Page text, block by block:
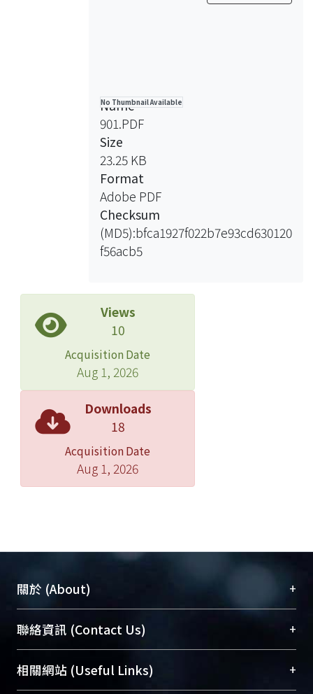
No Thumbnail Available
Name
901.PDF
Size
23.25 KB
Format
Adobe PDF
Checksum
(MD5):bfca1927f022b7e93cd630120
f56acb5
Views
10
Acquisition Date
Aug 1, 2026
Downloads
18
Acquisition Date
Aug 1, 2026
關於 (About) +
臺大位居世界頂尖大學之列，為永久珍藏及向國際
展現本校豐碩的研究成果及學術能量，圖書館整合
機構典藏（NTUR）與學術庫（AH）不同功能平
台，成為臺大學術典藏NTU scholars。期能整合研
聯絡資訊 (Contact Us) +
總館學科館員(Main Library)
醫學圖書館學科館員(Medical Library)
相關網站 (Useful Links) +